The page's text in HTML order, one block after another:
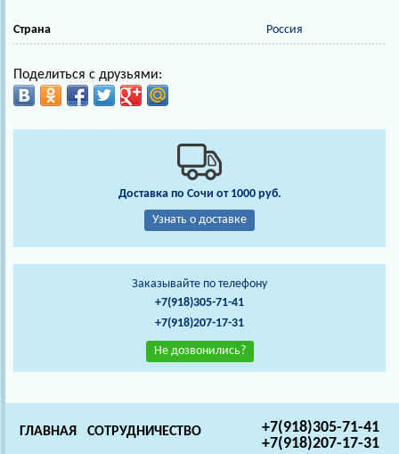
Страна Россия
Поделиться с друзьями:
Доставка по Сочи от 1000 руб.
Узнать о доставке
Заказывайте по телефону
+7(918)305-71-41
+7(918)207-17-31
Не дозвонились?
+7(918)305-71-41
+7(918)207-17-31
ГЛАВНАЯ СОТРУДНИЧЕСТВО